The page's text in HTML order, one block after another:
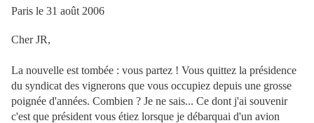
Paris le 31 août 2006
Cher JR,
La nouvelle est tombée : vous partez ! Vous quittez la présidence
du syndicat des vignerons que vous occupiez depuis une grosse
poignée d'années. Combien ? Je ne sais... Ce dont j'ai souvenir
c'est que président vous étiez lorsque je débarquai d'un avion